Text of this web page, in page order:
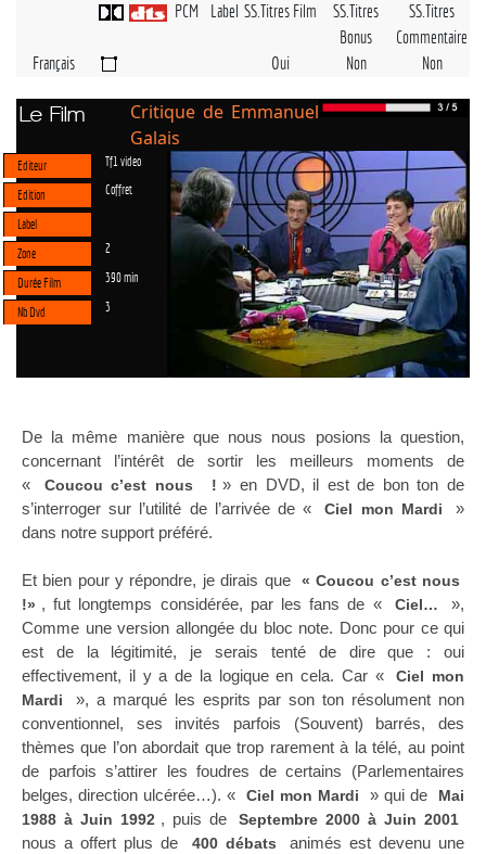
PCM Label SS.Titres Film
SS.Titres
Bonus
SS.Titres
Commentaire
Français
Oui Non Non
Le Film
Critique de Emmanuel
Galais
Editeur Tf1 video
Edition Coffret
Label
Zone
2
Durée Film 390 min
Nb Dvd 3
De la même manière que nous nous posions la question,
concernant l’intérêt de sortir les meilleurs moments de
«
Coucou c’est nous ! » en DVD, il est de bon ton de
s’interroger sur l’utilité de l’arrivée de «
Ciel mon Mardi
»
dans notre support préféré.
Et bien pour y répondre, je dirais que
« Coucou c’est nous
!» , fut longtemps considérée, par les fans de « Ciel…
»,
Comme une version allongée du bloc note. Donc pour ce qui
est de la légitimité, je serais tenté de dire que : oui
effectivement, il y a de la logique en cela. Car «
Ciel mon
Mardi
», a marqué les esprits par son ton résolument non
conventionnel, ses invités parfois (Souvent) barrés, des
thèmes que l’on abordait que trop rarement à la télé, au point
de parfois s’attirer les foudres de certains (Parlementaires
belges, direction ulcérée…). «
Ciel mon Mardi » qui de
Mai
1988 à Juin 1992 , puis de Septembre 2000 à Juin 2001
nous a offert plus de 400 débats
animés est devenu une